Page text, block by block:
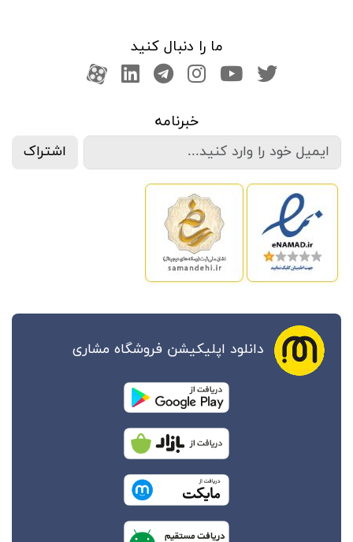
ما را دنبال کنید
صفحه تویتر
کانال یوتوب
اینستاگرام
کانال تلگرام
کانال لینکدین
آپارات
خبرنامه
اشتراک
دانلود اپلیکیشن فروشگاه مشاری